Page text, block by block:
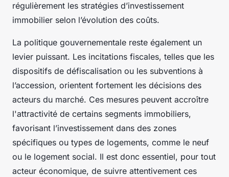
régulièrement les stratégies d’investissement
immobilier selon l’évolution des coûts.
La politique gouvernementale reste également un
levier puissant. Les incitations fiscales, telles que les
dispositifs de défiscalisation ou les subventions à
l’accession, orientent fortement les décisions des
acteurs du marché. Ces mesures peuvent accroître
l'attractivité de certains segments immobiliers,
favorisant l’investissement dans des zones
spécifiques ou types de logements, comme le neuf
ou le logement social. Il est donc essentiel, pour tout
acteur économique, de suivre attentivement ces